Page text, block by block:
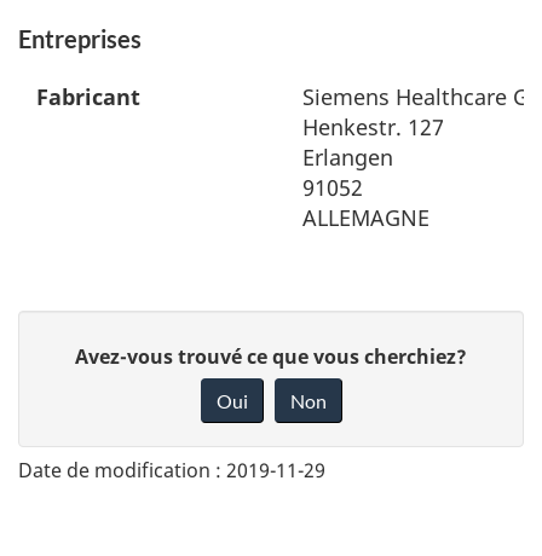
Entreprises
Fabricant
Siemens Healthcare
Henkestr. 127
Erlangen
91052
ALLEMAGNE
n
Avez-vous trouvé ce que vous cherchiez?
Oui Non
Date de modification : 2019-11-29